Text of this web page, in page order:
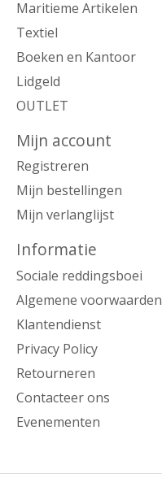
Maritieme Artikelen
Textiel
Boeken en Kantoor
Lidgeld
OUTLET
Mijn account
Registreren
Mijn bestellingen
Mijn verlanglijst
Informatie
Sociale reddingsboei
Algemene voorwaarden
Klantendienst
Privacy Policy
Retourneren
Contacteer ons
Evenementen